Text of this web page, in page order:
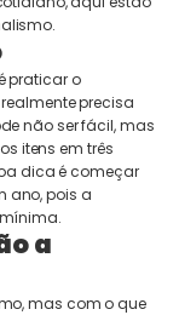
praticar o
precisa
não ser fácil, mas
itens em três
dica é começar
ano, pois a
a
mas com o que